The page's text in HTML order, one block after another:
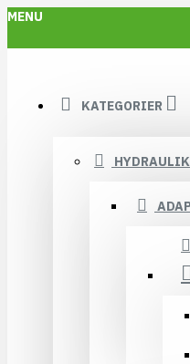
MENU
KATEGORIER
HYDRAULIK